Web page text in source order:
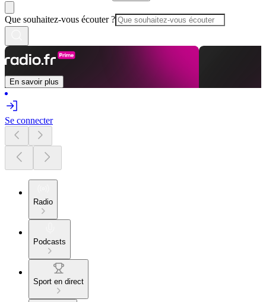
Que souhaitez-vous écouter ?
En savoir plus
Se connecter
Radio
Podcasts
Sport en direct